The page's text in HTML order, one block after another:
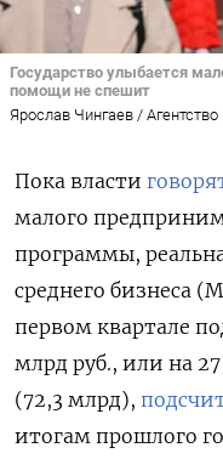
Государство улыбается
помощи не спешит
Ярослав Чингаев /
Пока власти
малого
программы,
среднего бизнеса
первом квартале
млрд руб., или на
(72,3 млрд),
итогам прошлого